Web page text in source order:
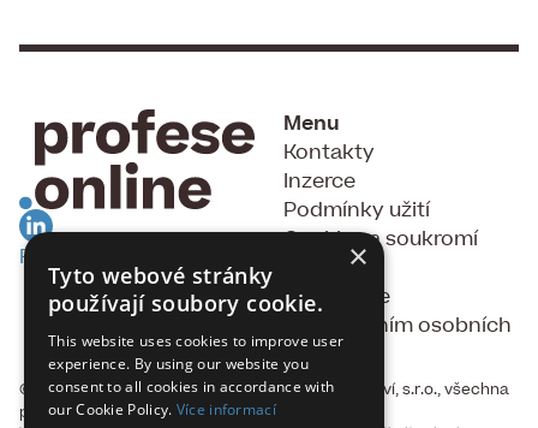
RSS Feed
Menu
Kontakty
Inzerce
Podmínky užití
Cookies a soukromí
Souhlas se
zpracováním osobních
údajů
© 2015 - 2026, Fakta, vydavatelství a nakladatelství, s.r.o., všechna
práva vyhrazena
×
Tyto webové stránky
používají soubory cookie.
This website uses cookies to improve user
experience. By using our website you
consent to all cookies in accordance with
our Cookie Policy. Více informací